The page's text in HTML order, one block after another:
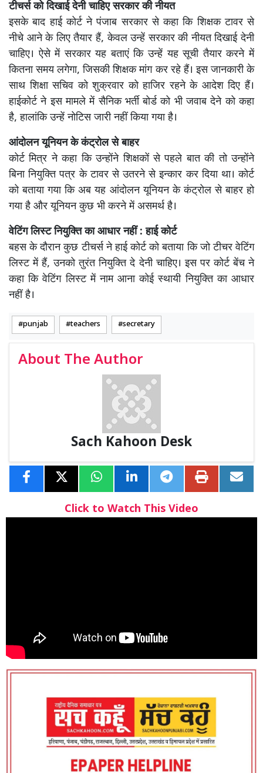
टीचर्स को दिखाई देनी चाहिए सरकार की नीयत
इसके बाद हाई कोर्ट ने पंजाब सरकार से कहा कि शिक्षक टावर से
नीचे आने के लिए तैयार हैं, केवल उन्हें सरकार की नीयत दिखाई देनी
चाहिए। ऐसे में सरकार यह बताएं कि उन्हें यह सूची तैयार करने में
कितना समय लगेगा, जिसकी शिक्षक मांग कर रहे हैं। इस जानकारी के
साथ शिक्षा सचिव को शुक्रवार को हाजिर रहने के आदेश दिए हैं।
हाईकोर्ट ने इस मामले में सैनिक भर्ती बोर्ड को भी जवाब देने को कहा
है, हालांकि उन्हें नोटिस जारी नहीं किया गया है।
आंदोलन यूनियन के कंट्रोल से बाहर
कोर्ट मित्र ने कहा कि उन्होंने शिक्षकों से पहले बात की तो उन्होंने
बिना नियुक्ति पत्र के टावर से उतरने से इन्कार कर दिया था। कोर्ट
को बताया गया कि अब यह आंदोलन यूनियन के कंट्रोल से बाहर हो
गया है और यूनियन कुछ भी करने में असमर्थ है।
वेटिंग लिस्ट नियुक्ति का आधार नहीं : हाई कोर्ट
बहस के दौरान कुछ टीचर्स ने हाई कोर्ट को बताया कि जो टीचर वेटिंग
लिस्ट में हैं, उनको तुरंत नियुक्ति दे देनी चाहिए। इस पर कोर्ट बेंच ने
कहा कि वेटिंग लिस्ट में नाम आना कोई स्थायी नियुक्ति का आधार
नहीं है।
punjab teachers secretary
About The Author
Sach Kahoon Desk
Click to Watch This Video